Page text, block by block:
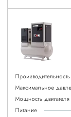
Производительность
Максимальное
Мощность двигателя
Питание